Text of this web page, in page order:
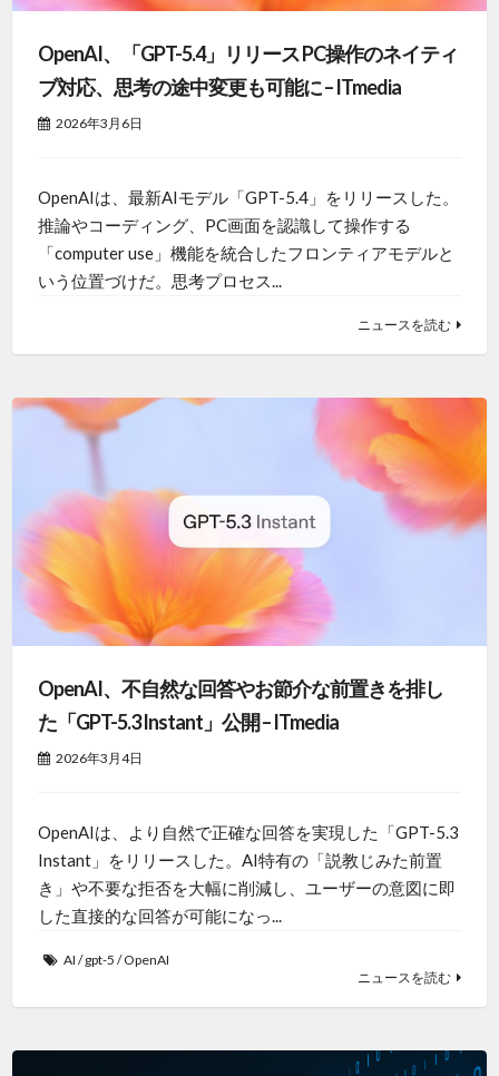
OpenAI、「GPT-5.4」リリース PC操作のネイティ
ブ対応、思考の途中変更も可能に – ITmedia
2026年3月6日
OpenAIは、最新AIモデル「GPT-5.4」をリリースした。
推論やコーディング、PC画面を認識して操作する
「computer use」機能を統合したフロンティアモデルと
いう位置づけだ。思考プロセス...
ニュースを読む
OpenAI、不自然な回答やお節介な前置きを排し
た「GPT-5.3 Instant」公開 – ITmedia
2026年3月4日
OpenAIは、より自然で正確な回答を実現した「GPT-5.3
Instant」をリリースした。AI特有の「説教じみた前置
き」や不要な拒否を大幅に削減し、ユーザーの意図に即
した直接的な回答が可能になっ...
AI /gpt-5 /OpenAI
ニュースを読む